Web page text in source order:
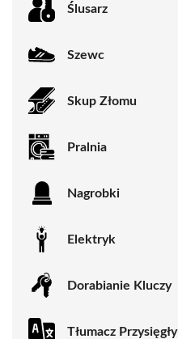
Ślusarz
Szewc
Skup Złomu
Pralnia
Nagrobki
Elektryk
Dorabianie Kluczy
Tłumacz Przysięgły